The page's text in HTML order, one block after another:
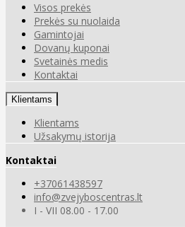
Visos prekės
Prekės su nuolaida
Gamintojai
Dovanų kuponai
Svetainės medis
Kontaktai
Klientams
Klientams
Užsakymų istorija
Kontaktai
+37061438597
info@zvejyboscentras.lt
I - VII 08.00 - 17.00